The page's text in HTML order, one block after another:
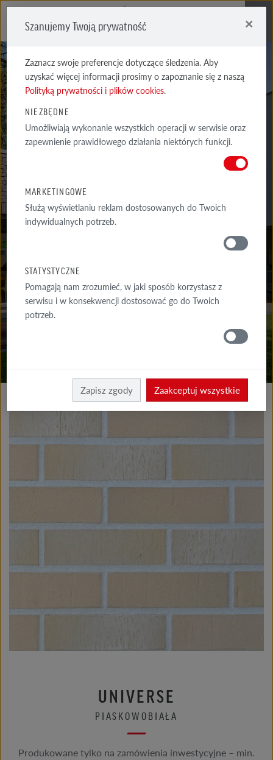
UNIVERSE
GDZIE
UNIVERSE
PIASKOWOBIAŁA
Produkowane tylko na zamówienia inwestycyjne – min.
Szanujemy Twoją prywatność ×
Zaznacz swoje preferencje dotyczące śledzenia. Aby
uzyskać więcej informacji prosimy o zapoznanie się z naszą
Polityką prywatności i plików cookies.
NIEZBĘDNE
Umożliwiają wykonanie wszystkich operacji w serwisie oraz
zapewnienie prawidłowego działania niektórych funkcji.
MARKETINGOWE
Służą wyświetlaniu reklam dostosowanych do Twoich
indywidualnych potrzeb.
STATYSTYCZNE
Pomagają nam zrozumieć, w jaki sposób korzystasz z
serwisu i w konsekwencji dostosować go do Twoich
potrzeb.
Zapisz zgody Zaakceptuj wszystkie